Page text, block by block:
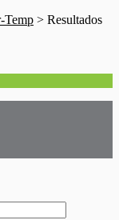
Temp > Resultados